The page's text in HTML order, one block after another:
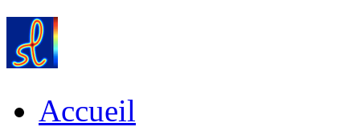
Accueil